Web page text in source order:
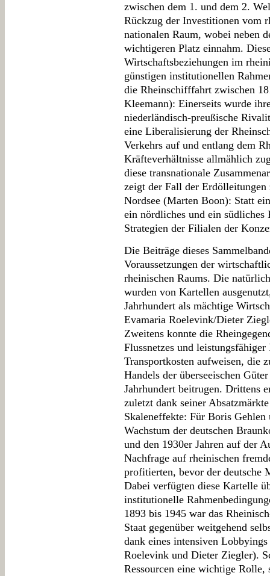
zwischen dem 1. und dem 2.
Rückzug der Investitionen vom
nationalen Raum, wobei neben
wichtigeren Platz einnahm.
Wirtschaftsbeziehungen im
günstigen institutionellen
die Rheinschifffahrt zwischen
Kleemann): Einerseits wurde
niederländisch-preußische
eine Liberalisierung der
Verkehrs auf und entlang dem
Kräfteverhältnisse allmählich
diese transnationale
zeigt der Fall der
Nordsee (Marten Boon): Statt
ein nördliches und ein
Strategien der Filialen der
Die Beiträge dieses
Voraussetzungen der
rheinischen Raums. Die
wurden von Kartellen
Jahrhundert als mächtige
Evamaria Roelevink/Dieter
Zweitens konnte die
Flussnetzes und
Transportkosten aufweisen, die
Handels der überseeischen
Jahrhundert beitrugen. Drittens
zuletzt dank seiner
Skaleneffekte: Für Boris
Wachstum der deutschen
und den 1930er Jahren auf der
Nachfrage auf rheinischen
profitierten, bevor der deutsche
Dabei verfügten diese Kartelle
institutionelle
1893 bis 1945 war das
Staat gegenüber weitgehend
dank eines intensiven
Roelevink und Dieter Ziegler).
Ressourcen eine wichtige